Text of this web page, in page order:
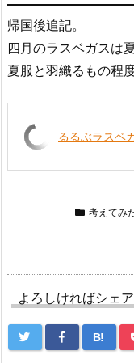
帰国後追記。
四月のラスベガスは
夏服と羽織るもの程
るるぶラスベ
考えてみ
よろしければシェ
B!